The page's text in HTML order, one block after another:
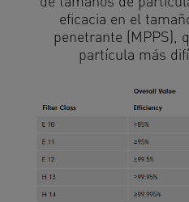
eficacia en el
penetrante (MPPS),
partícula más